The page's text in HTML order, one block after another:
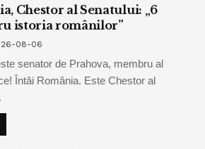
Chestor al Senatului: „6
istoria românilor”
08-06
senator de Prahova, membru al
Întâi România. Este Chestor al